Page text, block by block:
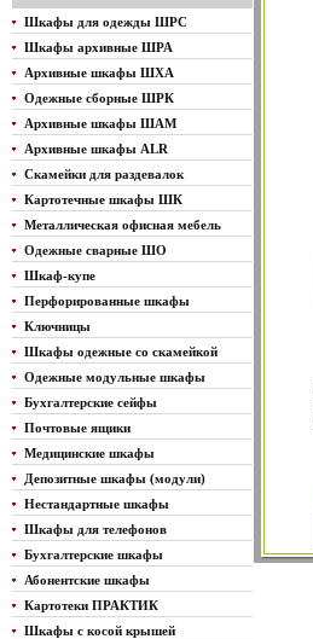
Шкафы для одежды ШРС
Шкафы архивные ШРА
Архивные шкафы ШХА
Одежные сборные ШРК
Архивные шкафы ШАМ
Архивные шкафы ALR
Скамейки для раздевалок
Картотечные шкафы ШК
Металлическая офисная мебель
Одежные сварные ШО
Шкаф-купе
Перфорированные шкафы
Ключницы
Шкафы одежные со скамейкой
Одежные модульные шкафы
Бухгалтерские сейфы
Почтовые ящики
Медицинские шкафы
Депозитные шкафы (модули)
Нестандартные шкафы
Шкафы для телефонов
Бухгалтерские шкафы
Абонентские шкафы
Картотеки ПРАКТИК
Шкафы с косой крышей